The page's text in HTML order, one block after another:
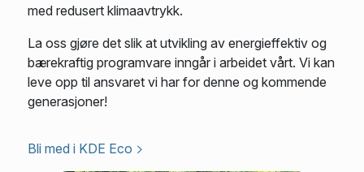
med redusert klimaavtrykk.
La oss gjøre det slik at utvikling av energieffektiv og
bærekraftig programvare inngår i arbeidet vårt. Vi kan
leve opp til ansvaret vi har for denne og kommende
generasjoner!
Bli med i KDE Eco